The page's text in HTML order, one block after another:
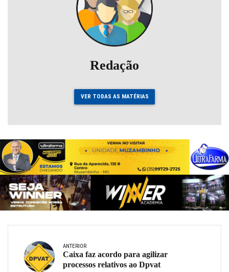
Redação
VER TODAS AS MATÉRIAS
ANTERIOR
Caixa faz acordo para agilizar
processos relativos ao Dpvat